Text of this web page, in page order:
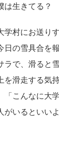
は生きてる？
村にお送り
日の雪具合を
ラで、滑ると
を滑走する気
「こんなに大
がいるといい